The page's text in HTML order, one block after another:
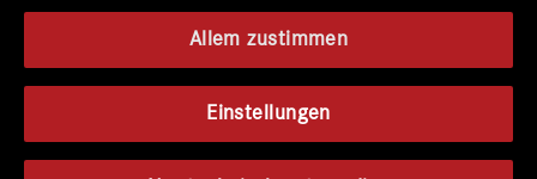
Allem zustimmen
Einstellungen